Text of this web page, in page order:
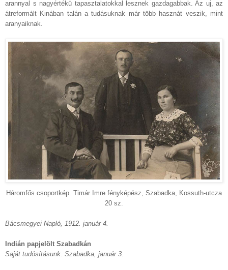
arannyal s nagyértékü tapasztalatokkal lesznek gazdagabbak. Az uj, az
átreformált Kinában talán a tudásuknak már több hasznát veszik, mint
aranyaiknak.
Háromfős csoportkép. Timár Imre fényképész, Szabadka, Kossuth-utcza
20 sz.
Bácsmegyei Napló, 1912. január 4.
Indián papjelölt Szabadkán
Saját tudósításunk. Szabadka, január 3.